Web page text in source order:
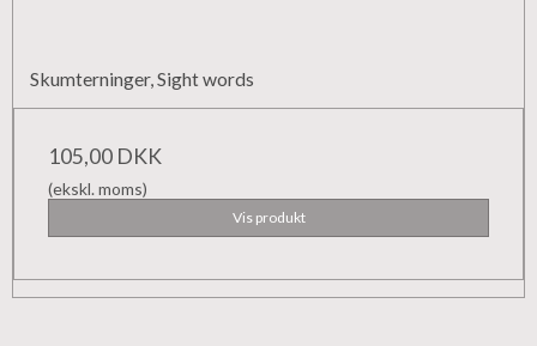
Skumterninger, Sight words
105,00 DKK
(ekskl. moms)
Vis produkt